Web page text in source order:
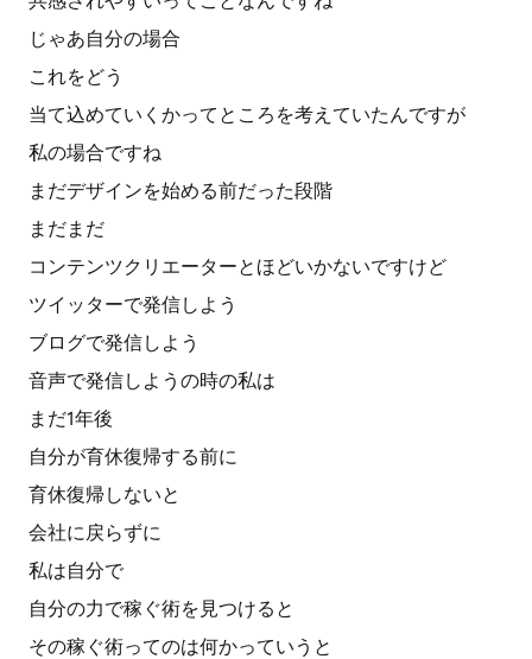
じゃあ自分の場合
これをどう
当て込めていくかってところを考えていたんですが
私の場合ですね
まだデザインを始める前だった段階
まだまだ
コンテンツクリエーターとほどいかないですけど
ツイッターで発信しよう
ブログで発信しよう
音声で発信しようの時の私は
まだ1年後
自分が育休復帰する前に
育休復帰しないと
会社に戻らずに
私は自分で
自分の力で稼ぐ術を見つけると
その稼ぐ術ってのは何かっていうと